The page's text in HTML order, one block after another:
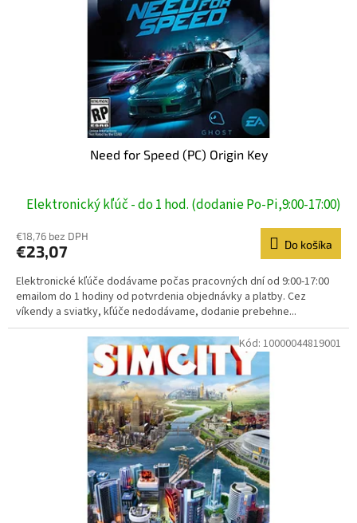
Need for Speed (PC) Origin Key
Elektronický kľúč - do 1 hod. (dodanie Po-Pi,9:00-17:00)
€18,76 bez DPH
€23,07 Do košíka
Elektronické kľúče dodávame počas pracovných dní od 9:00-17:00
emailom do 1 hodiny od potvrdenia objednávky a platby. Cez
víkendy a sviatky, kľúče nedodávame, dodanie prebehne...
Kód: 10000044819001